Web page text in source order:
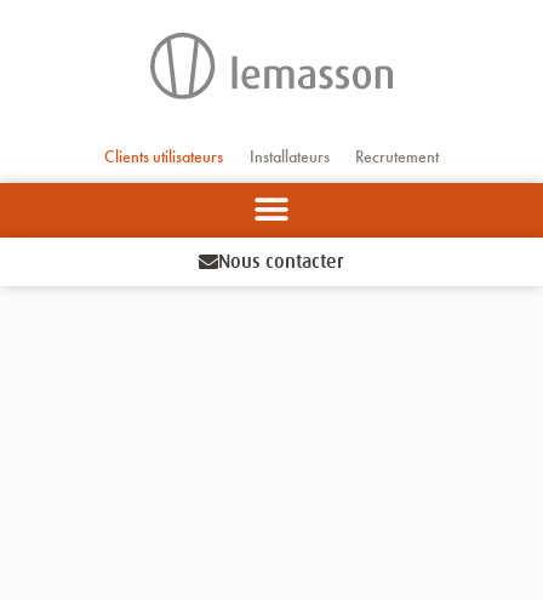
Clients utilisateurs Installateurs Recrutement
Nous contacter